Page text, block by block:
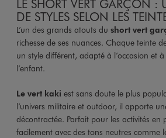
LE SHORT VERT GARÇON :
DE STYLES SELON LES
L’un des grands atouts du short vert
richesse de ses nuances. Chaque teinte
un style différent, adapté à l’occasion et
l’enfant.
Le vert kaki est sans doute le plus
l’univers militaire et outdoor, il apporte
décontractée. Parfait pour les activités en
facilement avec des tons neutres comme